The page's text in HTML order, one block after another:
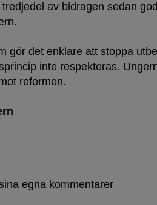
av bidragen sedan
gör det enklare att stoppa
inte respekteras.
reformen.
egna kommentarer